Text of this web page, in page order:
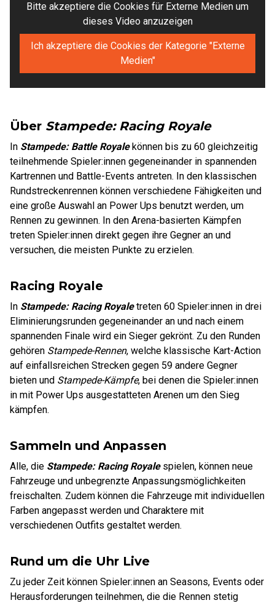
Bitte akzeptiere die Cookies für Externe Medien um
dieses Video anzuzeigen
Ich akzeptiere die Cookies der Kategorie "Externe
Medien"
Über Stampede: Racing Royale
In Stampede: Battle Royalekönnen bis zu 60 gleichzeitig
teilnehmende Spieler:innen gegeneinander in spannenden
Kartrennen und Battle-Events antreten. In den klassischen
Rundstreckenrennen können verschiedene Fähigkeiten und
eine große Auswahl an Power Ups benutzt werden, um
Rennen zu gewinnen. In den Arena-basierten Kämpfen
treten Spieler:innen direkt gegen ihre Gegner an und
versuchen, die meisten Punkte zu erzielen.
Racing Royale
In Stampede: Racing Royaletreten 60 Spieler:innen in drei
Eliminierungsrunden gegeneinander an und nach einem
spannenden Finale wird ein Sieger gekrönt. Zu den Runden
gehören Stampede-Rennen, welche klassische Kart-Action
auf einfallsreichen Strecken gegen 59 andere Gegner
bieten und Stampede-Kämpfe, bei denen die Spieler:innen
in mit Power Ups ausgestatteten Arenen um den Sieg
kämpfen.
Sammeln und Anpassen
Alle, die Stampede: Racing Royalespielen, können neue
Fahrzeuge und unbegrenzte Anpassungsmöglichkeiten
freischalten. Zudem können die Fahrzeuge mit individuellen
Farben angepasst werden und Charaktere mit
verschiedenen Outfits gestaltet werden.
Rund um die Uhr Live
Zu jeder Zeit können Spieler:innen an Seasons, Events oder
Herausforderungen teilnehmen, die die Rennen stetig